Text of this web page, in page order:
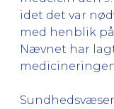
idet det var
med henblik
Nævnet har